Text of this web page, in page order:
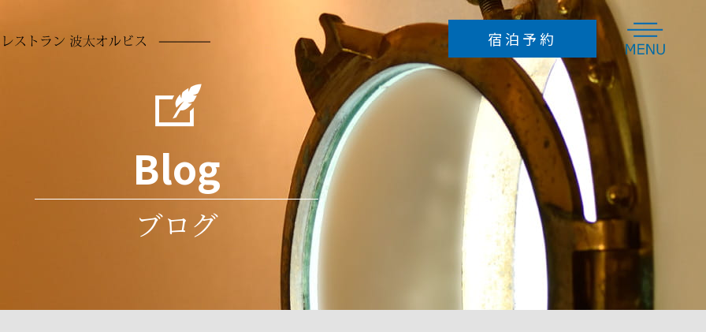
【公式】1日3組限定のオーベルジュ波太オルビス|関東・千葉・鴨川
宿泊予約
Blog
ブログ